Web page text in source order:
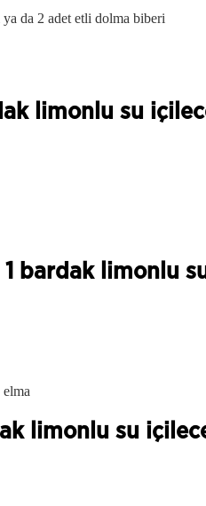
da 2 adet etli dolma biberi
limonlu su
bardak limonlu
limonlu su